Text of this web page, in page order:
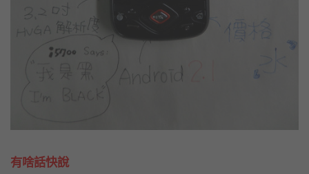
有啥話快說